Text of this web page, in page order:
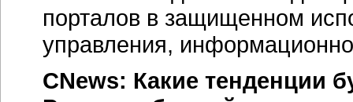
порталов в защищенном
управления,
CNews: Какие тенденции